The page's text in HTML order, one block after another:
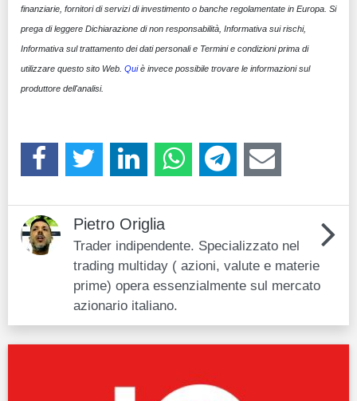
finanziarie, fornitori di servizi di investimento o banche regolamentate in Europa. Si
prega di leggere Dichiarazione di non responsabilità, Informativa sui rischi,
Informativa sul trattamento dei dati personali e Termini e condizioni prima di
utilizzare questo sito Web. Quiè invece possibile trovare le informazioni sul
produttore dell'analisi.
Pietro Origlia
Trader indipendente. Specializzato nel
trading multiday ( azioni, valute e materie
prime) opera essenzialmente sul mercato
azionario italiano.